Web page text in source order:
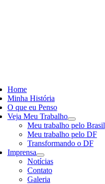
Home
Minha História
O que eu Penso
Veja Meu Trabalho
Meu trabalho pelo Brasil
Meu trabalho pelo DF
Transformando o DF
Imprensa
Notícias
Contato
Galeria